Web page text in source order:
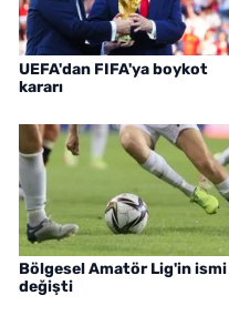
UEFA'dan FIFA'ya boykot
kararı
Bölgesel Amatör Lig'in ismi
değişti